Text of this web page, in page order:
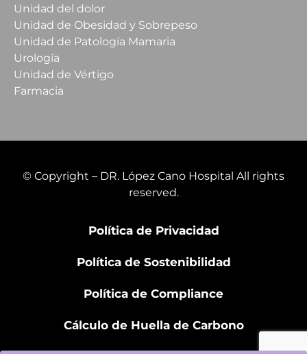
Unidad del dolor
Unidad de Obesidad y Sobrepeso
Unidad de Patología Mamaria
Urología
Unidad de Vértigo
Farmacia
© Copyright – DR. López Cano Hospital All rights
reserved.
Política de Privacidad
Política de Sostenibilidad
Política de Compliance
Cálculo de Huella de Carbono